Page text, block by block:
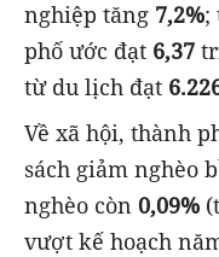
nghiệp tăng 7,2%;
phố ước đạt 6,37
từ du lịch đạt
Về xã hội, thành
sách giảm nghèo
nghèo còn 0,09%
vượt kế hoạch